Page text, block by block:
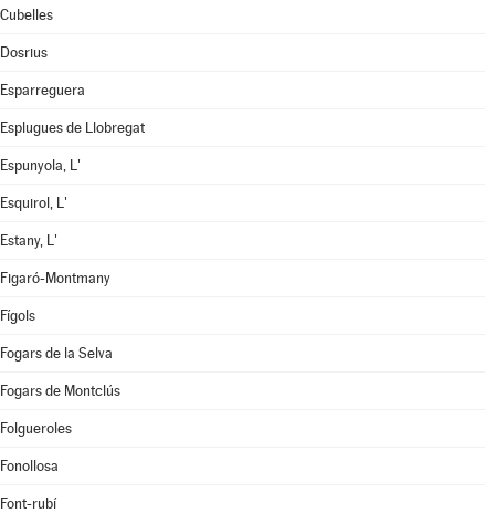
Cubelles
Dosrius
Esparreguera
Esplugues de Llobregat
Espunyola, L'
Esquirol, L'
Estany, L'
Figaró-Montmany
Fígols
Fogars de la Selva
Fogars de Montclús
Folgueroles
Fonollosa
Font-rubí